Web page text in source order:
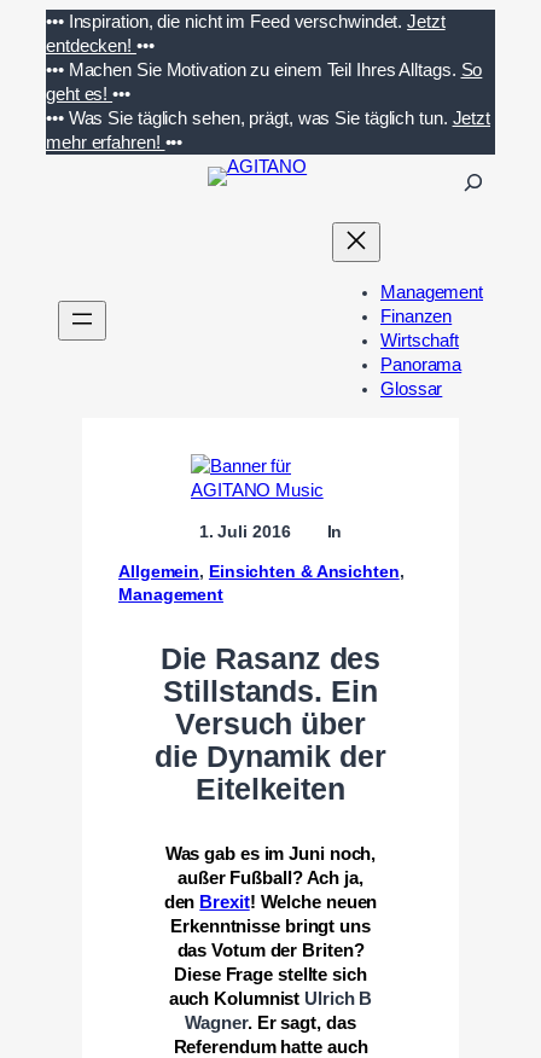
Inhalt
springen
••• Inspiration, die nicht im Feed verschwindet. Jetzt
entdecken! •••
••• Machen Sie Motivation zu einem Teil Ihres Alltags. So
geht es!•••
••• Was Sie täglich sehen, prägt, was Sie täglich tun. Jetzt
mehr erfahren! •••
n
Management
Finanzen
Wirtschaft
Panorama
Glossar
1. Juli 2016 In
Allgemein, Einsichten & Ansichten
Management
Die Rasanz des
Stillstands. Ein
Versuch über
die Dynamik der
Eitelkeiten
Was gab es im Juni noch,
außer Fußball? Ach ja,
den Brexit! Welche neuen
Erkenntnisse bringt uns
das Votum der Briten?
Diese Frage stellte sich
auch Kolumnist Ulrich B
Wagner. Er sagt, das
Referendum hatte auch